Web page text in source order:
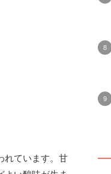
れています。甘